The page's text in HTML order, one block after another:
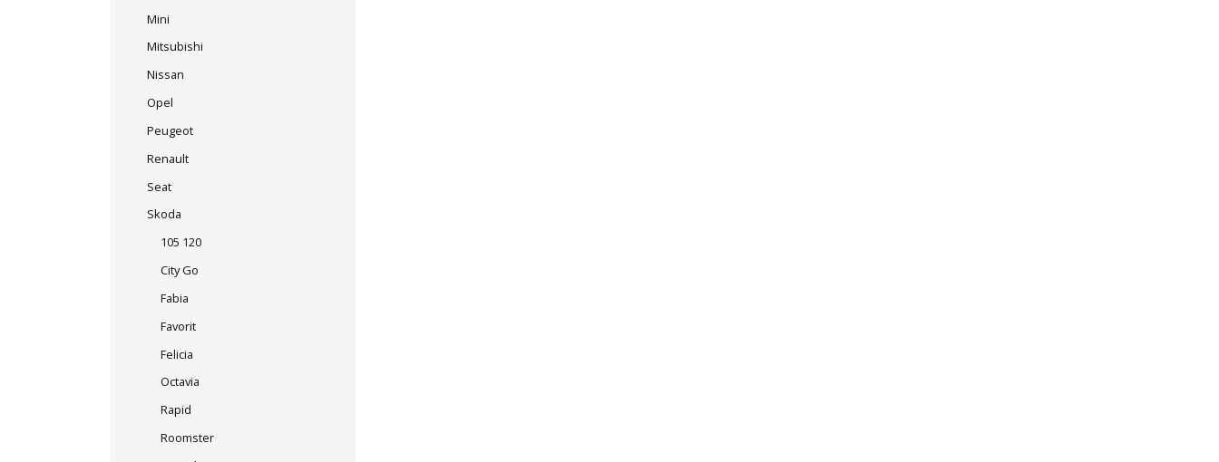
Mini
Mitsubishi
Nissan
Opel
Peugeot
Renault
Seat
Skoda
105 120
City Go
Fabia
Favorit
Felicia
Octavia
Rapid
Roomster